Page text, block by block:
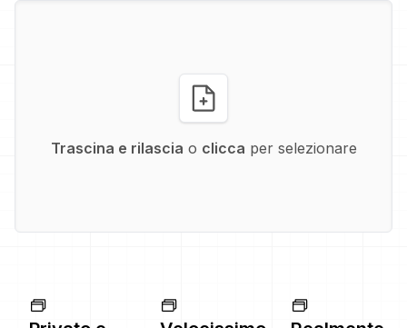
Trascina e rilascia o clicca per selezionare